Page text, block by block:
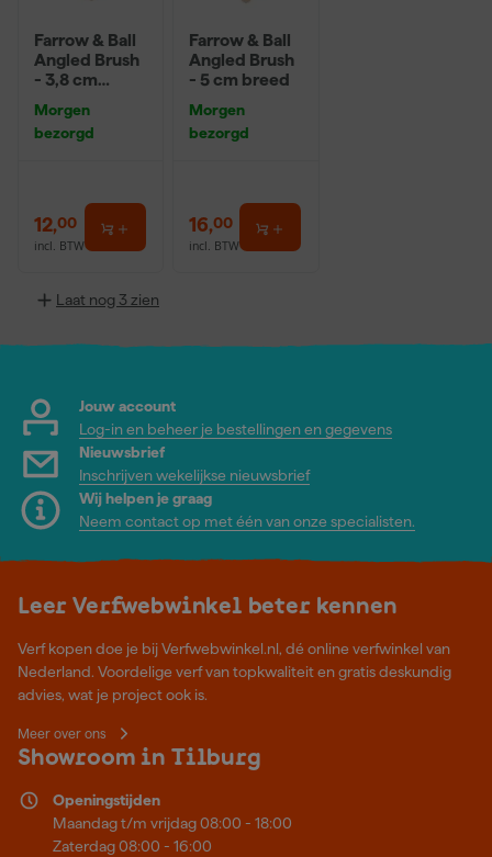
Farrow & Ball
Angled Brush
- 3,8 cm
Morgen
bezorgd
12,00
incl. BTW
Farrow & Ball
Angled Brush
- 5 cm breed
Morgen
bezorgd
16,00
incl. BTW
Laat nog 3 zien
Jouw account
Log-in en beheer je bestellingen en gegevens
Nieuwsbrief
Inschrijven wekelijkse nieuwsbrief
Wij helpen je graag
Neem contact op met één van onze specialisten.
Leer Verfwebwinkel beter kennen
Verf kopen doe je bij Verfwebwinkel.nl, dé online verfwinkel van
Nederland. Voordelige verf van topkwaliteit en gratis deskundig
advies, wat je project ook is.
Meer over ons
Showroom in Tilburg
Openingstijden
Maandag t/m vrijdag 08:00 - 18:00
Zaterdag 08:00 - 16:00